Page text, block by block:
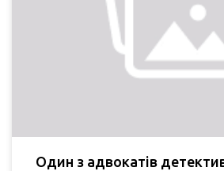
Один з адвокатів